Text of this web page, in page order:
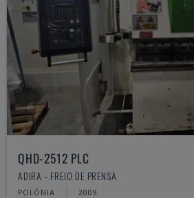
QHD-2512 PLC
ADIRA - FREIO DE PRENSA
POLÓNIA 2009